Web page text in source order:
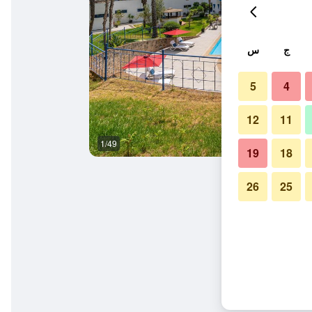
1/49
ج س
4
5
11
12
18
19
25
26